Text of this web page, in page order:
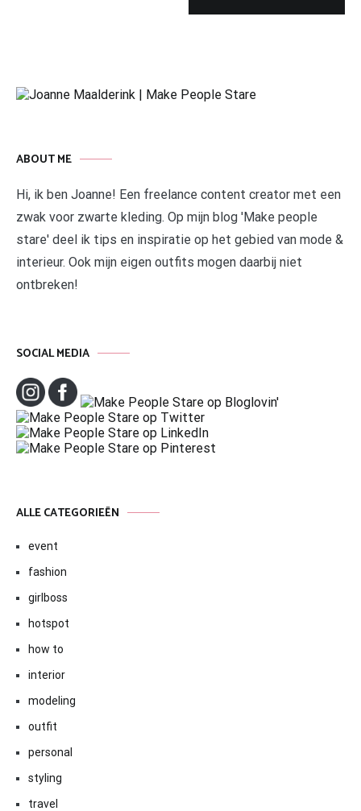
ABOUT ME
Hi, ik ben Joanne! Een freelance content creator met een
zwak voor zwarte kleding. Op mijn blog 'Make people
stare' deel ik tips en inspiratie op het gebied van mode &
interieur. Ook mijn eigen outfits mogen daarbij niet
ontbreken!
SOCIAL MEDIA
ALLE CATEGORIEËN
event
fashion
girlboss
hotspot
how to
interior
modeling
outfit
personal
styling
travel